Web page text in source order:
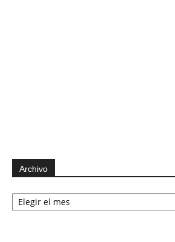
Archivo
Archivo